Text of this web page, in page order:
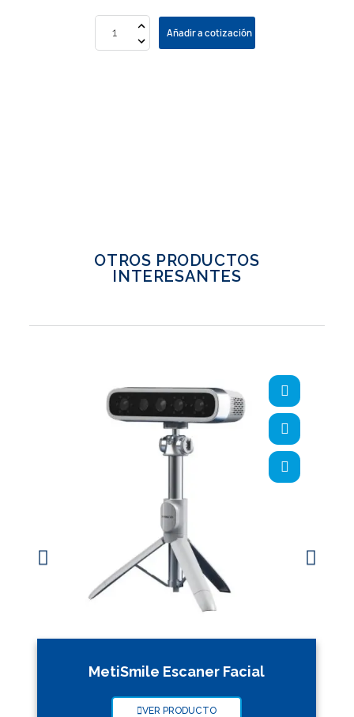
Añadir a cotización
OTROS PRODUCTOS
INTERESANTES
MetiSmile Escaner Facial
VER PRODUCTO